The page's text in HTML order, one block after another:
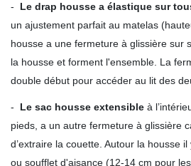
- Le drap housse a élastique sur
un ajustement parfait au matelas
housse a une fermeture à glissière sur
la housse et forment l'ensemble. La
double début pour accéder au lit des
- Le sac housse extensible à
pieds, a un autre fermeture à glissière
d’extraire la couette. Autour la housse
ou soufflet d'aisance (12-14 cm pour